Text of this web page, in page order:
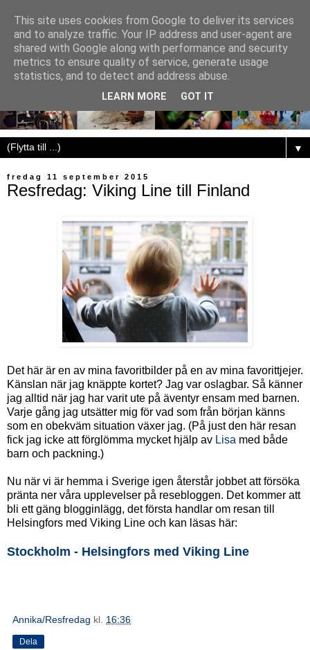
▼
fredag 11 september 2015
Resfredag: Viking Line till Finland
Det här är en av mina favoritbilder på en av mina favorittjejer.
Känslan när jag knäppte kortet? Jag var oslagbar. Så känner
jag alltid när jag har varit ute på äventyr ensam med barnen.
Varje gång jag utsätter mig för vad som från början känns
som en obekväm situation växer jag. (På just den här resan
fick jag icke att förglömma mycket hjälp av Lisa med både
barn och packning.)
Nu när vi är hemma i Sverige igen återstår jobbet att försöka
pränta ner våra upplevelser på resebloggen. Det kommer att
bli ett gäng blogginlägg, det första handlar om resan till
Helsingfors med Viking Line och kan läsas här:
Stockholm - Helsingfors med Viking Line
Annika/Resfredag kl. 16:36
Dela
This site uses cookies from Google to deliver its services
and to analyze traffic. Your IP address and user-agent are
shared with Google along with performance and security
metrics to ensure quality of service, generate usage
statistics, and to detect and address abuse.
LEARN MORE GOT IT